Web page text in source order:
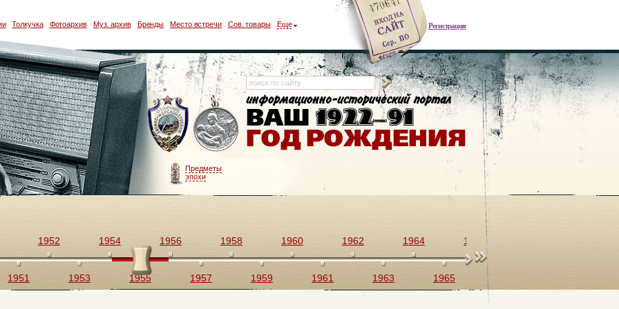
Регистрация
Толкучка Фотоархив Муз. архив Бренды Место встречи Сов. товары Еще
Предметы
эпохи
1951
1952
1953
1954
1955
1956
1957
1958
1959
1960
1961
1962
1963
1964
1965
1966